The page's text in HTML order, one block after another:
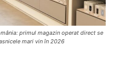
primul magazin operat direct se
mari vin în 2026